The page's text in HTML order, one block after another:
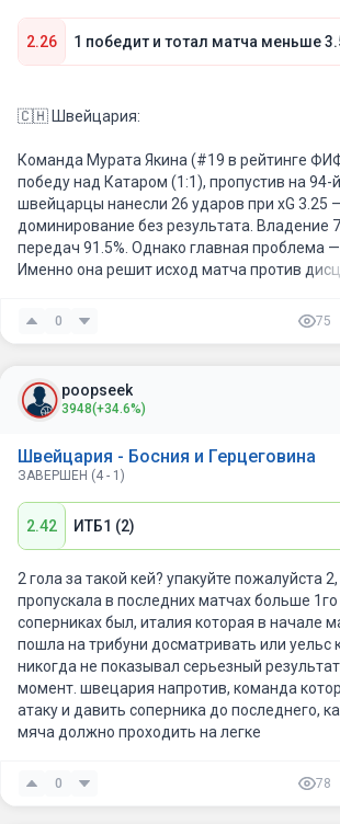
2.26 1 победит и тотал матча меньше
🇨🇭 Швейцария:
Команда Мурата Якина (#19 в рейтинге
победу над Катаром (1:1), пропустив на 94-
швейцарцы нанесли 26 ударов при xG 3.25
доминирование без результата. Владение
передач 91.5%. Однако главная проблема
Именно она решит исход матча против
Ожидаемый состав (3-4-3): Кобель —
Эмболо, Ндойе. Потерь нет.
🇧🇦 Босния:
Команда Сергея Барбареза (#63 в
вничью с Канадой (1:1), показав
Боснийцы не проигрывают в 9 из 12
среднем пропускают всего 0.8 гола за игру.
на стандартах.
Ожидаемый состав (4-4-2): Василь —
Мухаремович, Колашинац —
Тахирович, Мемич — Демирович, Джеко.
вопросом.
💰 Прогноз и ставки
Босния — сидеть в обороне и ждать
вопрос: смогут ли швейцарцы реализовать
0 75
poopseek
3948(+34.6%)
Швейцария - Босния и Герцеговина
ЗАВЕРШЕН (4 - 1)
2.42 ИТБ1 (2)
2 гола за такой кей? упакуйте пожалуйста
пропускала в последних матчах больше
соперниках был, италия которая в начале
пошла на трибуни досматривать или уельс
никогда не показывал серьезный
момент. швецария напротив, команда
атаку и давить соперника до последнего,
мяча должно проходить на легке
0 78